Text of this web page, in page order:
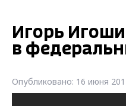
Игорь
в
Опубликовано: 16 июня